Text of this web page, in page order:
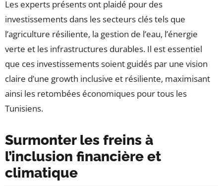
Les experts présents ont plaidé pour des
investissements dans les secteurs clés tels que
l’agriculture résiliente, la gestion de l’eau, l’énergie
verte et les infrastructures durables. Il est essentiel
que ces investissements soient guidés par une vision
claire d’une growth inclusive et résiliente, maximisant
ainsi les retombées économiques pour tous les
Tunisiens.
Surmonter les freins à
l’inclusion financière et
climatique